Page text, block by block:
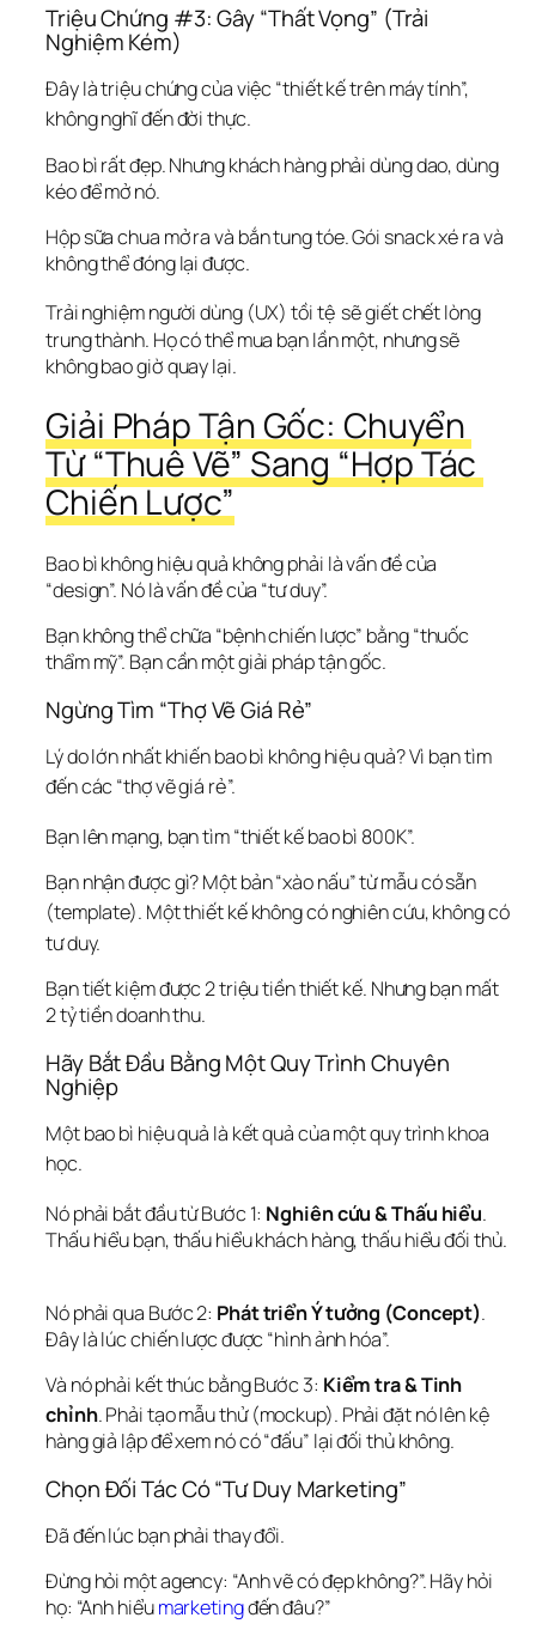
Triệu Chứng #3: Gây “Thất Vọng” (Trải
Nghiệm Kém)
Đây là triệu chứng của việc “thiết kế trên máy tính”,
không nghĩ đến đời thực.
Bao bì rất đẹp. Nhưng khách hàng phải dùng dao, dùng
kéo để mở nó.
Hộp sữa chua mở ra và bắn tung tóe. Gói snack xé ra và
không thể đóng lại được.
Trải nghiệm người dùng (UX) tồi tệ sẽ giết chết lòng
trung thành. Họ có thể mua bạn lần một, nhưng sẽ
không bao giờ quay lại.
Giải Pháp Tận Gốc: Chuyển
Từ “Thuê Vẽ” Sang “Hợp Tác
Chiến Lược”
Bao bì không hiệu quả không phải là vấn đề của
“design”. Nó là vấn đề của “tư duy”.
Bạn không thể chữa “bệnh chiến lược” bằng “thuốc
thẩm mỹ”. Bạn cần một giải pháp tận gốc.
Ngừng Tìm “Thợ Vẽ Giá Rẻ”
Lý do lớn nhất khiến bao bì không hiệu quả? Vì bạn tìm
đến các “thợ vẽ giá rẻ”.
Bạn lên mạng, bạn tìm “thiết kế bao bì 800K”.
Bạn nhận được gì? Một bản “xào nấu” từ mẫu có sẵn
(template). Một thiết kế không có nghiên cứu, không có
tư duy.
Bạn tiết kiệm được 2 triệu tiền thiết kế. Nhưng bạn mất
2 tỷ tiền doanh thu.
Hãy Bắt Đầu Bằng Một Quy Trình Chuyên
Nghiệp
Một bao bì hiệu quả là kết quả của một quy trình khoa
học.
Nó phải bắt đầu từ Bước 1: Nghiên cứu & Thấu hiểu.
Thấu hiểu bạn, thấu hiểu khách hàng, thấu hiểu đối thủ.
Nó phải qua Bước 2: Phát triển Ý tưởng (Concept).
Đây là lúc chiến lược được “hình ảnh hóa”.
Và nó phải kết thúc bằng Bước 3: Kiểm tra & Tinh
chỉnh. Phải tạo mẫu thử (mockup). Phải đặt nó lên kệ
hàng giả lập để xem nó có “đấu” lại đối thủ không.
Chọn Đối Tác Có “Tư Duy Marketing”
Đã đến lúc bạn phải thay đổi.
Đừng hỏi một agency: “Anh vẽ có đẹp không?”. Hãy hỏi
họ: “Anh hiểu marketing đến đâu?”